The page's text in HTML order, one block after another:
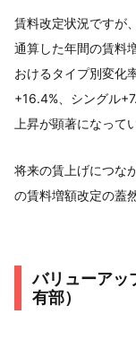
賃料改定状況ですが
通算した年間の賃料
おけるタイプ別変化
+16.4%、シングル
上昇が顕著になって
将来の賃上げにつな
の賃料増額改定の蓋
バリューアッ
有部）